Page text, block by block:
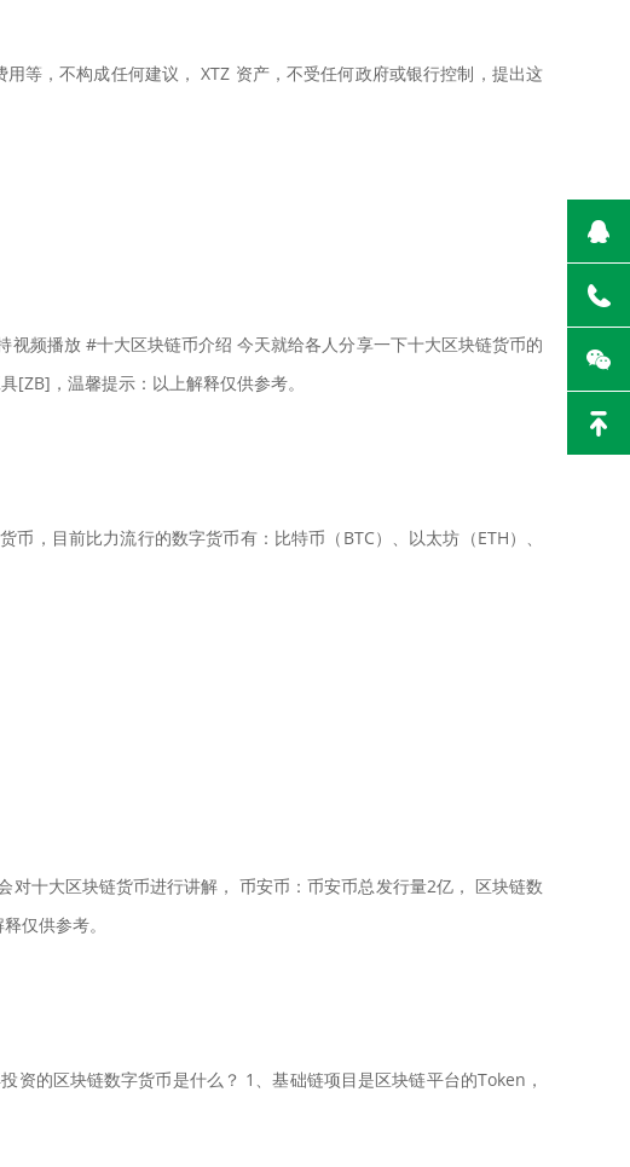
等，不构成任何建议， XTZ 资产，不受任何政府或银行控制，提出这
频播放 #十大区块链币介绍 今天就给各人分享一下十大区块链货币的
，温馨提示：以上解释仅供参考。
，目前比力流行的数字货币有：比特币（BTC）、以太坊（ETH）、
十大区块链货币进行讲解， 币安币：币安币总发行量2亿， 区块链数
仅供参考。
的区块链数字货币是什么？ 1、基础链项目是区块链平台的Token，